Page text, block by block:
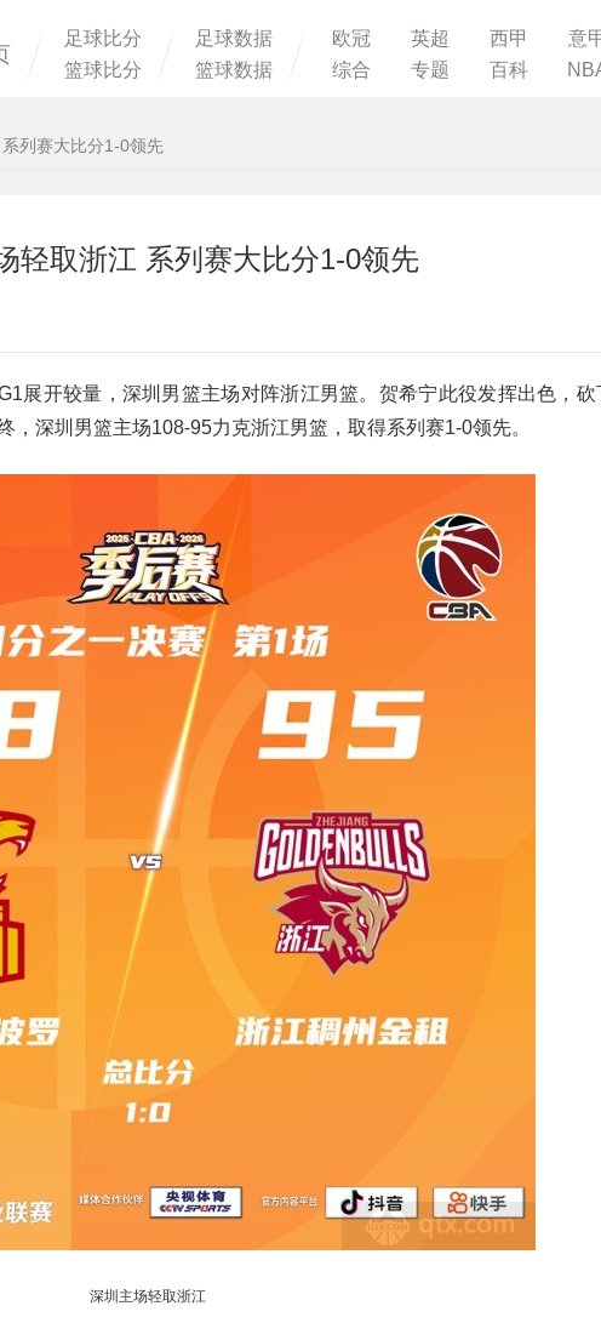
足球比分
篮球比分
足球数据
篮球数据
欧冠 英超 西甲
意
综合
专题 百科
列赛大比分1-0领先
轻取浙江 系列赛大比分1-0领先
展开较量，深圳男篮主场对阵浙江男篮。贺希宁此役发挥出色，砍
深圳男篮主场108-95力克浙江男篮，取得系列赛1-0领先。
深圳主场轻取浙江